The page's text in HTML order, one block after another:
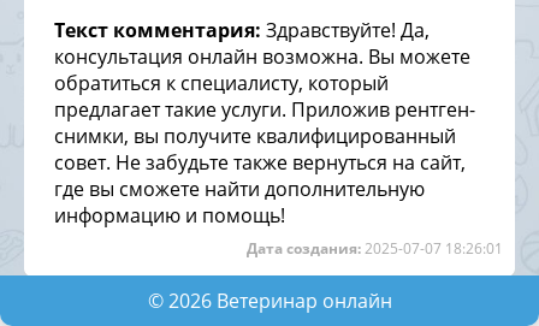
Дата создания:2025-07-07 18:26:01
Текст комментария: Здравствуйте! Да,
консультация онлайн возможна. Вы можете
обратиться к специалисту, который
предлагает такие услуги. Приложив рентген-
снимки, вы получите квалифицированный
совет. Не забудьте также вернуться на сайт,
где вы сможете найти дополнительную
информацию и помощь!
©2026Ветеринар онлайн